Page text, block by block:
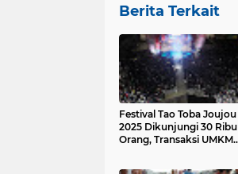
Berita Terkait
Festival Tao Toba Joujou
2025 Dikunjungi 30 Ribu
Orang, Transaksi UMKM